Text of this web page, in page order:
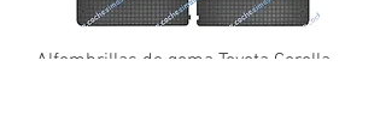
Alfombrillas de goma Toyota Corolla